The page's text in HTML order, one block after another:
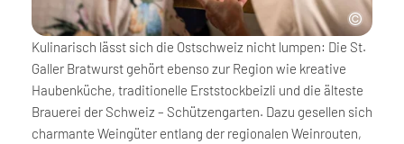
Kulinarisch lässt sich die Ostschweiz nicht lumpen: Die St.
Galler Bratwurst gehört ebenso zur Region wie kreative
Haubenküche, traditionelle Erststockbeizli und die älteste
Brauerei der Schweiz – Schützengarten. Dazu gesellen sich
charmante Weingüter entlang der regionalen Weinrouten,